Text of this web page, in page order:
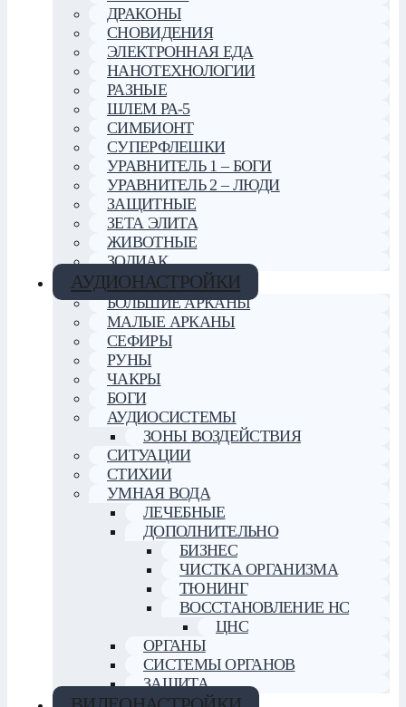
ДРАКОНЫ
СНОВИДЕНИЯ
ЭЛЕКТРОННАЯ ЕДА
НАНОТЕХНОЛОГИИ
РАЗНЫЕ
ШЛЕМ РА-5
СИМБИОНТ
СУПЕРФЛЕШКИ
УРАВНИТЕЛЬ 1 – БОГИ
УРАВНИТЕЛЬ 2 – ЛЮДИ
ЗАЩИТНЫЕ
ЗЕТА ЭЛИТА
ЖИВОТНЫЕ
ЗОДИАК
АУДИОНАСТРОЙКИ
БОЛЬШИЕ АРКАНЫ
МАЛЫЕ АРКАНЫ
СЕФИРЫ
РУНЫ
ЧАКРЫ
БОГИ
АУДИОСИСТЕМЫ
ЗОНЫ ВОЗДЕЙСТВИЯ
СИТУАЦИИ
СТИХИИ
УМНАЯ ВОДА
ЛЕЧЕБНЫЕ
ДОПОЛНИТЕЛЬНО
БИЗНЕС
ЧИСТКА ОРГАНИЗМА
ТЮНИНГ
ВОССТАНОВЛЕНИЕ НС
ЦНС
ОРГАНЫ
СИСТЕМЫ ОРГАНОВ
ЗАЩИТА